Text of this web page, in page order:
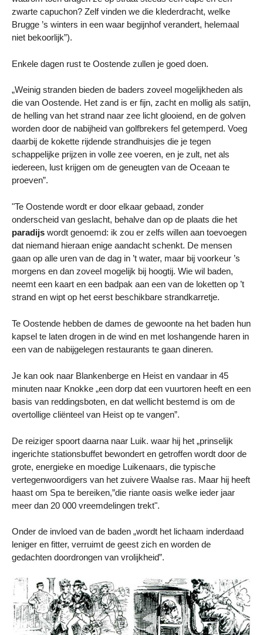
zwarte capuchon? Zelf vinden we die klederdracht, welke
Brugge ’s winters in een waar begijnhof verandert, helemaal
niet bekoorlijk”).
Enkele dagen rust te Oostende zullen je goed doen.
„Weinig stranden bieden de baders zoveel mogelijkheden als
die van Oostende. Het zand is er fijn, zacht en mollig als satijn,
de helling van het strand naar zee licht glooiend, en de golven
worden door de nabijheid van golfbrekers fel getemperd. Voeg
daarbij de kokette rijdende strandhuisjes die je tegen
schappelijke prijzen in volle zee voeren, en je zult, net als
iedereen, lust krijgen om de geneugten van de Oceaan te
proeven”.
"Te Oostende wordt er door elkaar gebaad, zonder
onderscheid van geslacht, behalve dan op de plaats die het
paradijs wordt genoemd: ik zou er zelfs willen aan toevoegen
dat niemand hieraan enige aandacht schenkt. De mensen
gaan op alle uren van de dag in ’t water, maar bij voorkeur ’s
morgens en dan zoveel mogelijk bij hoogtij. Wie wil baden,
neemt een kaart en een badpak aan een van de loketten op ’t
strand en wipt op het eerst beschikbare strandkarretje.
Te Oostende hebben de dames de gewoonte na het baden hun
kapsel te laten drogen in de wind en met loshangende haren in
een van de nabijgelegen restaurants te gaan dineren.
Je kan ook naar Blankenberge en Heist en vandaar in 45
minuten naar Knokke „een dorp dat een vuurtoren heeft en een
basis van reddingsboten, en dat wellicht bestemd is om de
overtollige cliënteel van Heist op te vangen”.
De reiziger spoort daarna naar Luik. waar hij het „prinselijk
ingerichte stationsbuffet bewondert en getroffen wordt door de
grote, energieke en moedige Luikenaars, die typische
vertegenwoordigers van het zuivere Waalse ras. Maar hij heeft
haast om Spa te bereiken,”die riante oasis welke ieder jaar
meer dan 20 000 vreemdelingen trekt".
Onder de invloed van de baden „wordt het lichaam inderdaad
leniger en fitter, verruimt de geest zich en worden de
gedachten doordrongen van vrolijkheid”.